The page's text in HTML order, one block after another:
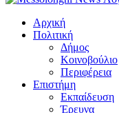
Αρχική
Πολιτική
Δήμος
Κοινοβούλιο
Περιφέρεια
Επιστήμη
Εκπαίδευση
Έρευνα